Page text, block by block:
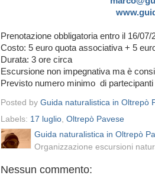
Prenotazione obbligatoria entro il 16/07/
Costo: 5 euro quota associativa + 5
Durata: 3 ore circa
Escursione non impegnativa ma è
Previsto numero minimo di partecipanti
Posted by Guida naturalistica in Oltrepò
Labels: 17 luglio Oltrepò Pavese
Guida naturalistica in Oltrepò
Organizzazione escursioni
Nessun commento: